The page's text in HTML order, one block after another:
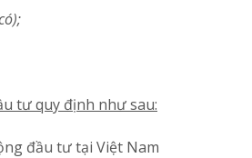
tư quy định như sau:
đầu tư tại Việt Nam